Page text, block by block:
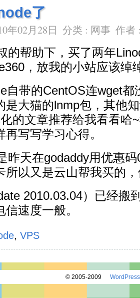
了
年02月28日 分类 : 网事 作者
的帮助下，买了两年
，放我的小站应该绰
自带的CentOS连wget
是大猫的lnmp包，其他
的文章推荐给我看看哈
再写写学习心得。
昨天在godaddy用优惠
所以又是云山帮我买的
2010.03.04）已经搬
信速度一般。
, VPS
© 2005-2009 WordPress